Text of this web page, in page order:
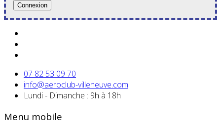
Connexion
07 82 53 09 70
info@aeroclub-villeneuve.com
Lundi - Dimanche : 9h à 18h
Menu mobile